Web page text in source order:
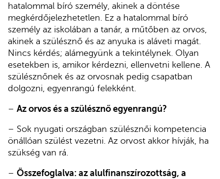
hatalommal bíró személy, akinek a döntése
megkérdőjelezhetetlen. Ez a hatalommal bíró
személy az iskolában a tanár, a műtőben az orvos,
akinek a szülésznő és az anyuka is aláveti magát.
Nincs kérdés; alámegyünk a tekintélynek. Olyan
esetekben is, amikor kérdezni, ellenvetni kellene. A
szülésznőnek és az orvosnak pedig csapatban
dolgozni, egyenrangú felekként.
– Az orvos és a szülésznő egyenrangú?
– Sok nyugati országban szülésznői kompetencia
önállóan szülést vezetni. Az orvost akkor hívják, ha
szükség van rá.
– Összefoglalva: az alulfinanszírozottság, a